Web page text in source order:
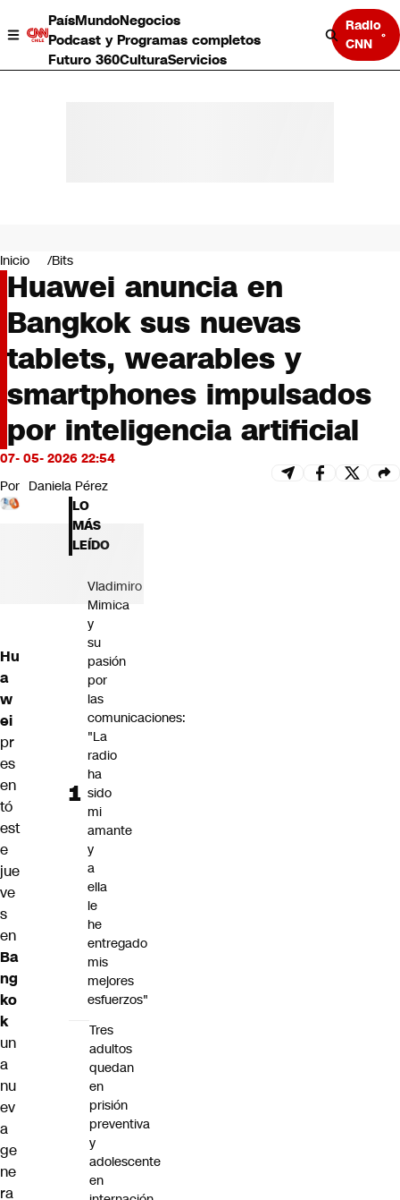
PaísMundoNegocios
Podcast y Programas completos
Futuro 360CulturaServicios
Radio
CNN
Negocios
Deportes
Programas completos
Cultura
Servicios
Bits
CNN tiempo
Futuro 360
Opinión
Inicio Bits
Huawei anuncia en
Bangkok sus nuevas
tablets, wearables y
smartphones impulsados
por inteligencia artificial
07- 05- 2026 22:54
Por Daniela Pérez
Hu
a
w
ei
pr
es
en
tó
est
e
jue
ve
s
en
Ba
ng
ko
k
un
a
nu
ev
a
ge
ne
ra
LO
MÁS
LEÍDO
Vladimiro
Mimica
y
su
pasión
por
las
comunicaciones:
"La
radio
ha
sido
mi
amante
y
a
ella
le
he
entregado
mis
mejores
esfuerzos"
Tres
adultos
quedan
en
prisión
preventiva
y
adolescente
en